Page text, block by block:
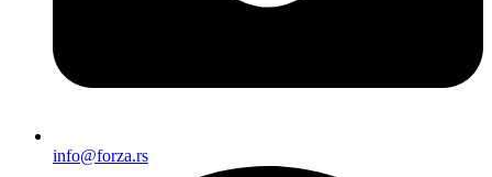
info@forza.rs